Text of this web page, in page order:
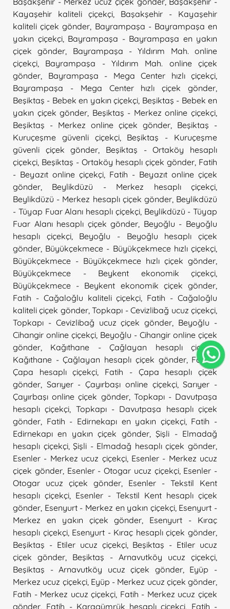
Kayaşehir kaliteli çiçekçi
Başakşehir - Kayaşehir
kaliteli çiçek gönder Bayrampaşa - Bayrampaşa en
yakın çiçekçi, Bayrampaşa - Bayrampaşa en yakın
çiçek gönder
Bayrampaşa - Yıldırım Mah. online
çiçekçi
Bayrampaşa - Yıldırım Mah. online çiçek
gönder
Bayrampaşa - Mega Center hızlı çiçekçi
Bayrampaşa - Mega Center hızlı çiçek gönder
Beşiktaş - Bebek en yakın çiçekçi Beşiktaş - Bebek en
yakın çiçek gönder Beşiktaş - Merkez online çiçekçi
Beşiktaş - Merkez online çiçek gönder
Beşiktaş -
Kuruçeşme güvenli çiçekçi, Beşiktaş - Kuruçeşme
güvenli çiçek gönder
Beşiktaş - Ortaköy hesaplı
çiçekçi Beşiktaş - Ortaköy hesaplı çiçek gönder Fatih
- Beyazıt online çiçekçi Fatih - Beyazıt online çiçek
gönder
Beylikdüzü - Merkez hesaplı çiçekçi
Beylikdüzü - Merkez hesaplı çiçek gönder, Beylikdüzü
- Tüyap Fuar Alanı hesaplı çiçekçi, Beylikdüzü - Tüyap
Fuar Alanı hesaplı çiçek gönder Beyoğlu - Beyoğlu
hesaplı çiçekçi, Beyoğlu - Beyoğlu hesaplı çiçek
gönder Büyükçekmece - Büyükçekmece hızlı çiçekçi
Büyükçekmece - Büyükçekmece hızlı çiçek gönder
Büyükçekmece - Beykent ekonomik çiçekçi
Büyükçekmece - Beykent ekonomik çiçek gönder
Fatih - Cağaloğlu kaliteli çiçekçi
Fatih - Cağaloğlu
kaliteli çiçek gönder,Topkapı - Cevizlibağ ucuz çiçekçi
Topkapı - Cevizlibağ ucuz çiçek gönder
Beyoğlu -
Cihangir online çiçekçi Beyoğlu - Cihangir online çiçek
gönder
Kağıthane - Çağlayan hesaplı çiçekçi,
Kağıthane - Çağlayan hesaplı çiçek gönder, Fatih -
Çapa hesaplı çiçekçi
Fatih - Çapa hesaplı çiçek
gönder Sarıyer - Çayırbaşı online çiçekçi,Sarıyer -
Çayırbaşı online çiçek gönder, Topkapı - Davutpaşa
hesaplı çiçekçi
Topkapı - Davutpaşa hesaplı çiçek
gönder
Fatih - Edirnekapı en yakın çiçekçi, Fatih -
Edirnekapı en yakın çiçek gönder,Şişli - Elmadağ
hesaplı çiçekçi,Şişli - Elmadağ hesaplı çiçek gönder
Esenler - Merkez ucuz çiçekçi, Esenler - Merkez ucuz
çiçek gönder, Esenler - Otogar ucuz çiçekçi, Esenler -
Otogar ucuz çiçek gönder
Esenler - Tekstil Kent
hesaplı çiçekçi
Esenler - Tekstil Kent hesaplı çiçek
gönder Esenyurt - Merkez en yakın çiçekçi, Esenyurt -
Merkez en yakın çiçek gönder
Esenyurt - Kıraç
hesaplı çiçekçi, Esenyurt - Kıraç hesaplı çiçek gönder
Beşiktaş - Etiler ucuz çiçekçi, Beşiktaş - Etiler ucuz
çiçek gönder
Beşiktaş - Arnavutköy ucuz çiçekçi
Beşiktaş - Arnavutköy ucuz çiçek gönder, Eyüp -
Merkez ucuz çiçekçi, Eyüp - Merkez ucuz çiçek gönder
Fatih - Merkez ucuz çiçekçi Fatih - Merkez ucuz çiçek
gönder Fatih - Karagümrük hesaplı çiçekçi
Fatih -